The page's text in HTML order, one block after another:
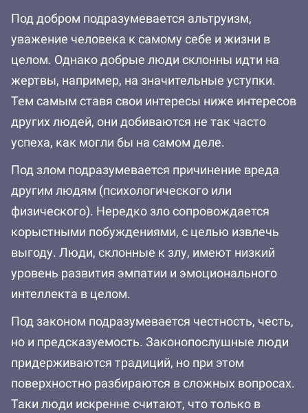
Под добром подразумевается альтруизм,
уважение человека к самому себе и жизни в
целом. Однако добрые люди склонны идти на
жертвы, например, на значительные уступки.
Тем самым ставя свои интересы ниже интересов
других людей, они добиваются не так часто
успеха, как могли бы на самом деле.
Под злом подразумевается причинение вреда
другим людям (психологического или
физического). Нередко зло сопровождается
корыстными побуждениями, с целью извлечь
выгоду. Люди, склонные к злу, имеют низкий
уровень развития эмпатии и эмоционального
интеллекта в целом.
Под законом подразумевается честность, честь,
но и предсказуемость. Законопослушные люди
придерживаются традиций, но при этом
поверхностно разбираются в сложных вопросах.
Таки люди искренне считают, что только в